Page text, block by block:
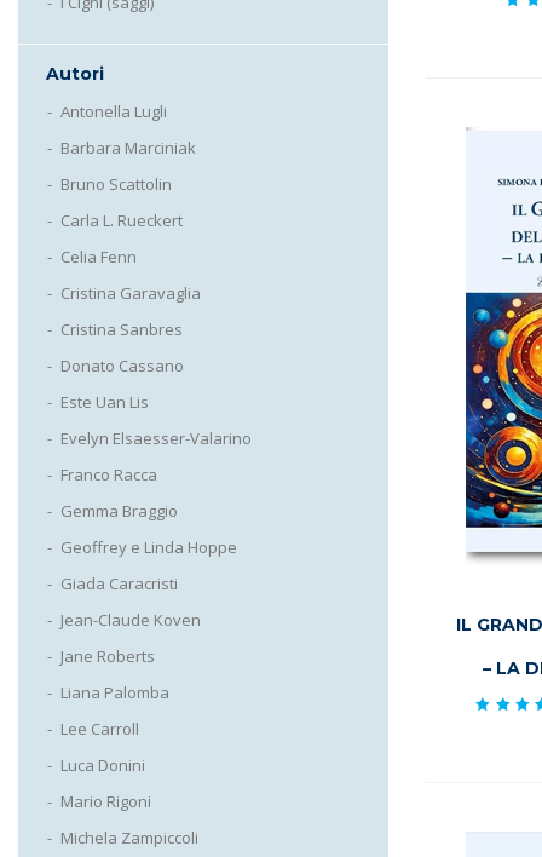
IL
– LA
Autori
Antonella Lugli
Barbara Marciniak
Bruno Scattolin
Carla L. Rueckert
Celia Fenn
Cristina Garavaglia
Cristina Sanbres
Donato Cassano
Este Uan Lis
Evelyn Elsaesser-Valarino
Franco Racca
Gemma Braggio
Geoffrey e Linda Hoppe
Giada Caracristi
Jean-Claude Koven
Jane Roberts
Liana Palomba
Lee Carroll
Luca Donini
Mario Rigoni
Michela Zampiccoli